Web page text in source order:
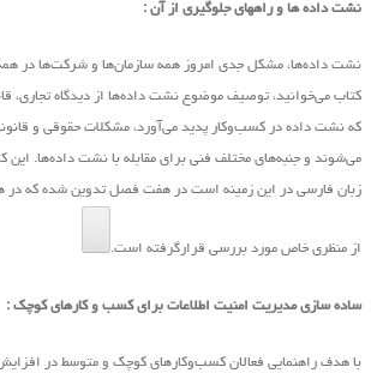
نشت داده ها و راههای جلوگیری از آن :
نشت داده‌ها، مشکل جدی امروز همه سازمان‌ها و شرکت‌ها در
کتاب ‌می‌خوانید، توصیف موضوع نشت داده‌ها از دیدگاه تجاری،
که نشت داده در کسب‌و‌کار پدید ‌می‌آورد، مشکلات حقوقی و
‌می‌شوند و جنبه‌های مختلف فنی برای مقابله با نشت داده‌ها. این
زبان فارسی در این زمینه است در هفت فصل تدوین شده که
از منظری خاص مورد بررسی قرارگرفته است.
ساده سازی مدیریت امنیت اطلاعات برای کسب و کارهای کوچک :
با هدف راهنمایی فعالان کسب‌وکارهای کوچک و متوسط در